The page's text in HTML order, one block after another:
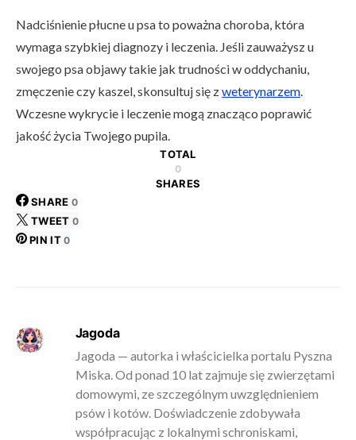
Nadciśnienie płucne u psa to poważna choroba, która
wymaga szybkiej diagnozy i leczenia. Jeśli zauważysz u
swojego psa objawy takie jak trudności w oddychaniu,
zmęczenie czy kaszel, skonsultuj się zweterynarzem.
Wczesne wykrycie i leczenie mogą znacząco poprawić
jakość życia Twojego pupila.
TOTAL
0
SHARES
SHARE 0
TWEET 0
PIN IT 0
Jagoda
Jagoda — autorka i właścicielka portalu Pyszna
Miska. Od ponad 10 lat zajmuje się zwierzętami
domowymi, ze szczególnym uwzględnieniem
psów i kotów. Doświadczenie zdobywała
współpracując z lokalnymi schroniskami,